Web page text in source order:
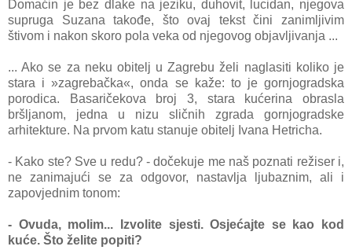
Domaćin je bez dlake na jeziku, duhovit, lucidan, njegova
supruga Suzana takođe, što ovaj tekst čini zanimljivim
štivom i nakon skoro pola veka od njegovog objavljivanja ...
... Ako se za neku obitelj u Zagrebu želi naglasiti koliko je
stara i »zagrebačka«, onda se kaže: to je gornjogradska
porodica. Basaričekova broj 3, stara kućerina obrasla
bršljanom, jedna u nizu sličnih zgrada gornjogradske
arhitekture. Na prvom katu stanuje obitelj Ivana Hetricha.
- Kako ste? Sve u redu? - dočekuje me naš poznati režiser i,
ne zanimajući se za odgovor, nastavlja ljubaznim, ali i
zapovjednim tonom:
- Ovuda, molim... Izvolite sjesti. Osjećajte se kao kod
kuće. Što želite popiti?